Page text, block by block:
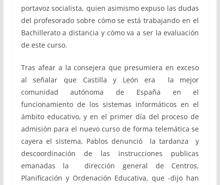
portavoz socialista, quien asimismo expuso las dudas
del profesorado sobre cómo se está trabajando en el
Bachillerato a distancia y cómo va a ser la evaluación
de este curso.
Tras afear a la consejera que presumiera en exceso
al señalar que Castilla y León era la mejor
comunidad autónoma de España en el
funcionamiento de los sistemas informáticos en el
ámbito educativo, y en el primer día del proceso de
admisión para el nuevo curso de forma telemática se
cayera el sistema, Pablos denunció la tardanza y
descoordinación de las instrucciones publicas
emanadas la dirección general de Centros,
Planificación y Ordenación Educativa, que -dijo han